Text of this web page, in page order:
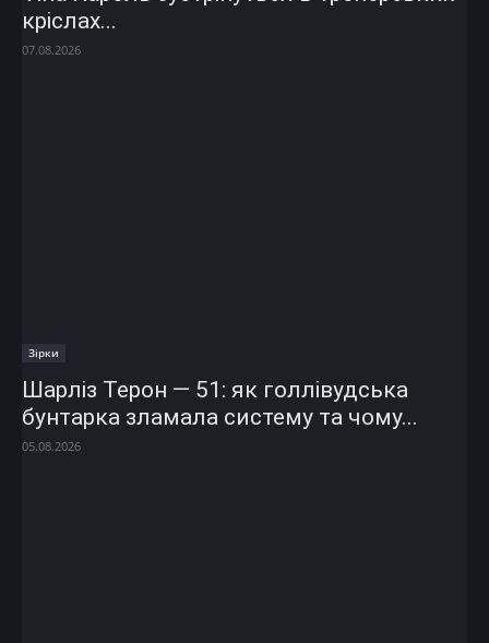
кріслах...
07.08.2026
Зірки
Шарліз Терон — 51: як голлівудська
бунтарка зламала систему та чому...
05.08.2026